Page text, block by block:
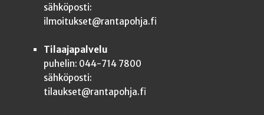
sähköposti:
ilmoitukset@rantapohja.fi
Tilaajapalvelu
puhelin: 044-714 7800
sähköposti:
tilaukset@rantapohja.fi